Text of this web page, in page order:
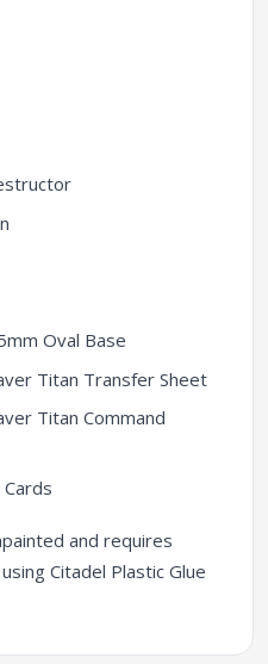
Oval Base
Titan Transfer Sheet
Titan Command
and requires
Citadel Plastic Glue